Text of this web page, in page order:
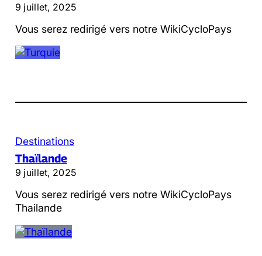
9 juillet, 2025
Vous serez redirigé vers notre WikiCycloPays
Destinations
Thaïlande
9 juillet, 2025
Vous serez redirigé vers notre WikiCycloPays
Thailande